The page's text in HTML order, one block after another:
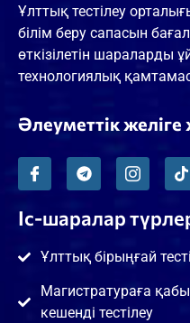
Ұлттық тестілеу
білім беру сапасын
өткізілетін
технологиялық
Әлеуметтік
Іс-шаралар
Ұлттық бірыңғай
Магистратураға
кешенді тестілеу